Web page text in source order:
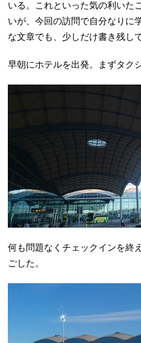
いる。これといった気の利いた
いが、今回の訪問で自分なりに
な文章でも、少しだけ書き残し
早朝にホテルを出発。まずタク
何も問題なくチェックインを終
ごした。